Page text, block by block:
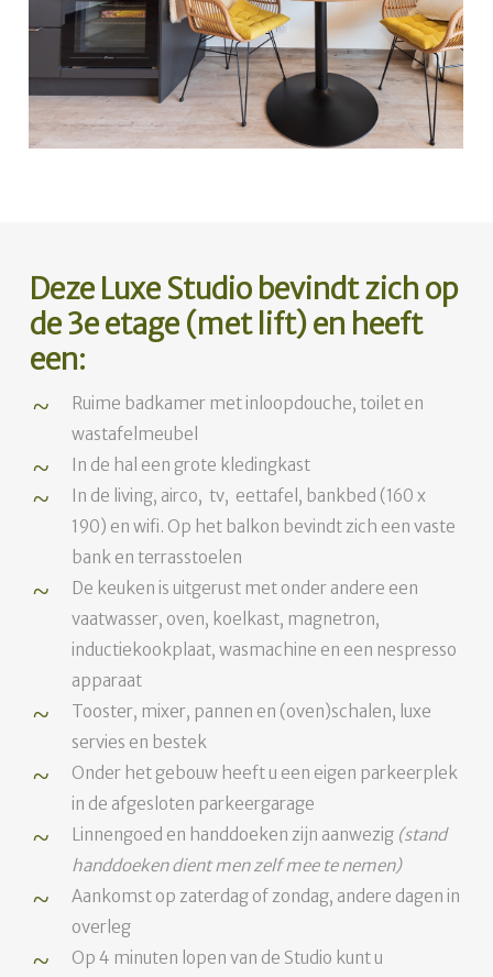
Deze Luxe Studio bevindt zich op
de 3e etage (met lift) en heeft
een:
Ruime badkamer met inloopdouche, toilet en
wastafelmeubel
In de hal een grote kledingkast
In de living, airco, tv, eettafel, bankbed (160 x
190) en wifi. Op het balkon bevindt zich een vaste
bank en terrasstoelen
De keuken is uitgerust met onder andere een
vaatwasser, oven, koelkast, magnetron,
inductiekookplaat, wasmachine en een nespresso
apparaat
Tooster, mixer, pannen en (oven)schalen, luxe
servies en bestek
Onder het gebouw heeft u een eigen parkeerplek
in de afgesloten parkeergarage
Linnengoed en handdoeken zijn aanwezig (stand
handdoeken dient men zelf mee te nemen)
Aankomst op zaterdag of zondag, andere dagen in
overleg
Op 4 minuten lopen van de Studio kunt u